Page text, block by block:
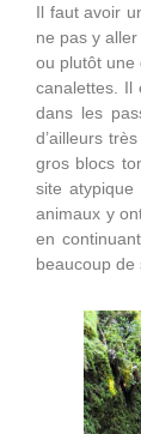
Il faut avoir
ne pas y
ou plutôt une
canalettes. Il
dans les
d’ailleurs
gros blocs
site atypique
animaux y
en
beaucoup de